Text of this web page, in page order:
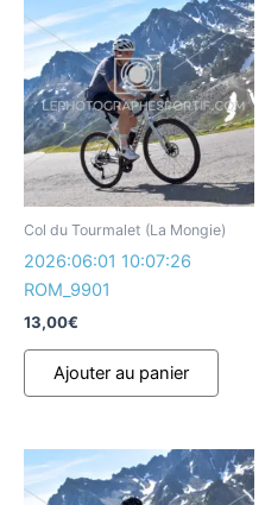
Col du Tourmalet (La Mongie)
2026:06:01 10:07:26
ROM_9901
13,00€
Ajouter au panier